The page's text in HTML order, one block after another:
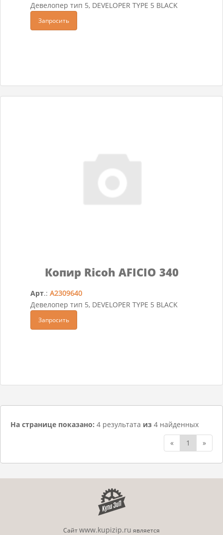
Девелопер тип 5, DEVELOPER TYPE 5 BLACK
Запросить
Копир Ricoh AFICIO 340
Арт.: A2309640
Девелопер тип 5, DEVELOPER TYPE 5 BLACK
Запросить
На странице показано: 4 результата из 4 найденных
«
1 »
Сайтwww.kupizip.ru является